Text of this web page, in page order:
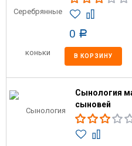
0 Р
В КОРЗИНУ
Сынология
сыновей